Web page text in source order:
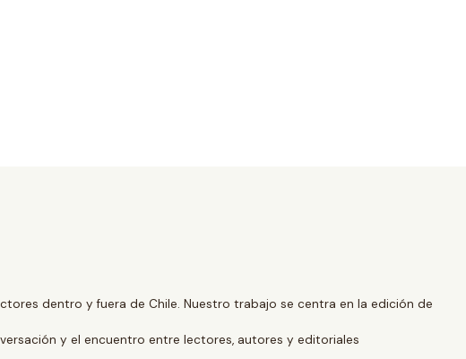
dentro y fuera de Chile. Nuestro trabajo se centra en la edición de
y el encuentro entre lectores, autores y editoriales